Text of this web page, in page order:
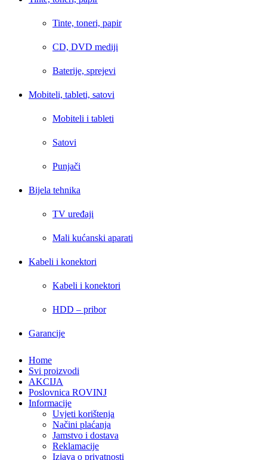
Tinte, toneri, papir
CD, DVD mediji
Baterije, sprejevi
Mobiteli, tableti, satovi
Mobiteli i tableti
Satovi
Punjači
Bijela tehnika
TV uređaji
Mali kućanski aparati
Kabeli i konektori
Kabeli i konektori
HDD – pribor
Garancije
Home
Svi proizvodi
AKCIJA
Poslovnica ROVINJ
Informacije
Uvjeti korištenja
Načini plaćanja
Jamstvo i dostava
Reklamacije
Izjava o privatnosti